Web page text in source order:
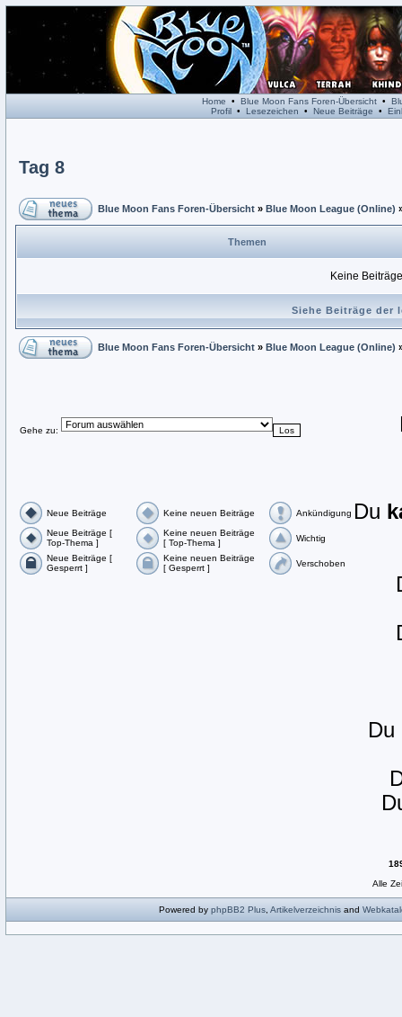
Home • Blue Moon Fans Foren-Übersicht•
Profil• Lesezeichen • Neue Beiträge •
Tag 8
Blue Moon Fans Foren-Übersicht » Blue Moon League (Online)
Themen
Keine
Siehe Beiträge der
Blue Moon Fans Foren-Übersicht » Blue Moon League (Online)
Gehe zu:
Neue Beiträge Keine neuen Beiträge
Ankündigung
Neue Beiträge [
Top-Thema ]
Keine neuen Beiträge
[ Top-Thema ]
Wichtig
Neue Beiträge [
Gesperrt ]
Keine neuen Beiträge
[ Gesperrt ]
Verschoben
Du
Du
Alle
Powered by phpBB2 Plus Artikelverzeichnis and